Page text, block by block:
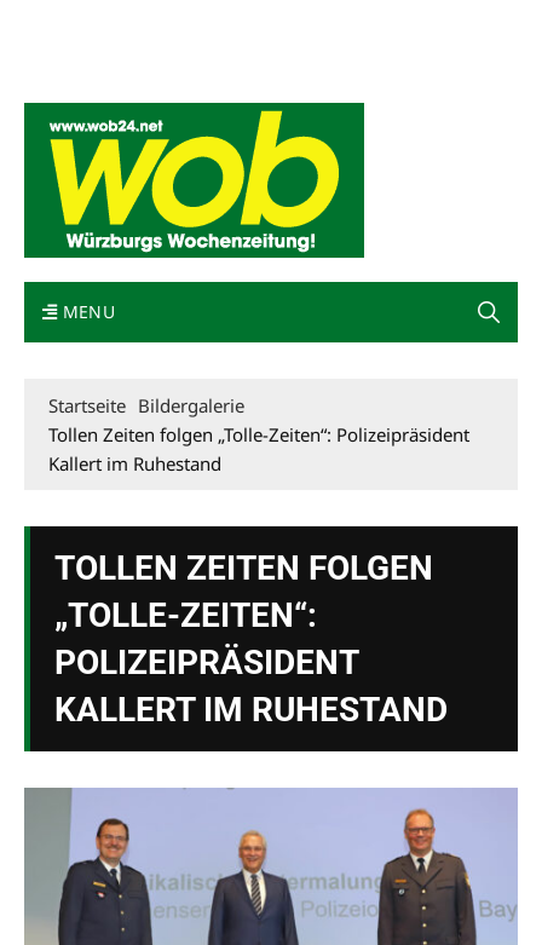
MENU
Startseite Bildergalerie
Tollen Zeiten folgen „Tolle-Zeiten“: Polizeipräsident
Kallert im Ruhestand
TOLLEN ZEITEN FOLGEN
„TOLLE-ZEITEN“:
POLIZEIPRÄSIDENT
KALLERT IM RUHESTAND